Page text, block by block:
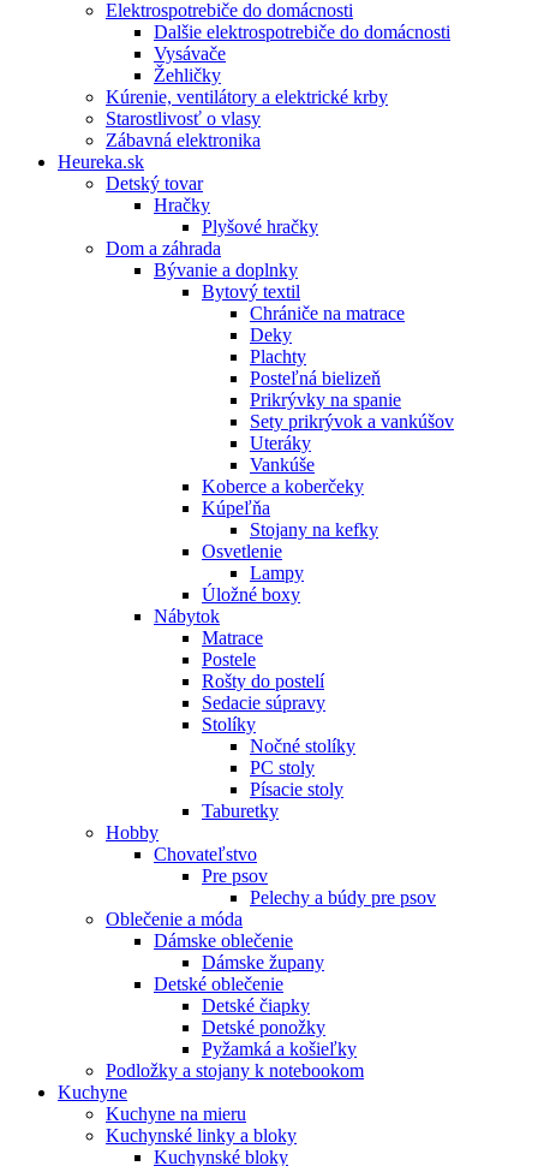
Elektrospotrebiče do domácnosti
Dalšie elektrospotrebiče do domácnosti
Vysávače
Žehličky
Kúrenie, ventilátory a elektrické krby
Starostlivosť o vlasy
Zábavná elektronika
Heureka.sk
Detský tovar
Hračky
Plyšové hračky
Dom a záhrada
Bývanie a doplnky
Bytový textil
Chrániče na matrace
Deky
Plachty
Posteľná bielizeň
Prikrývky na spanie
Sety prikrývok a vankúšov
Uteráky
Vankúše
Koberce a koberčeky
Kúpeľňa
Stojany na kefky
Osvetlenie
Lampy
Úložné boxy
Nábytok
Matrace
Postele
Rošty do postelí
Sedacie súpravy
Stolíky
Nočné stolíky
PC stoly
Písacie stoly
Taburetky
Hobby
Chovateľstvo
Pre psov
Pelechy a búdy pre psov
Oblečenie a móda
Dámske oblečenie
Dámske župany
Detské oblečenie
Detské čiapky
Detské ponožky
Pyžamká a košieľky
Podložky a stojany k notebookom
Kuchyne
Kuchyne na mieru
Kuchynské linky a bloky
Kuchynské bloky